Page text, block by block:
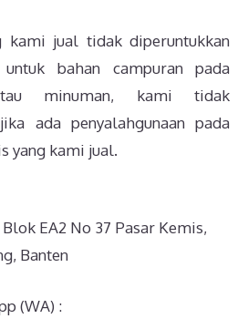
kami jual tidak diperuntukkan
bahan campuran pada
minuman, kami tidak
ada penyalahgunaan pada
yang kami jual.
EA2 No 37 Pasar Kemis,
Banten
(WA) :